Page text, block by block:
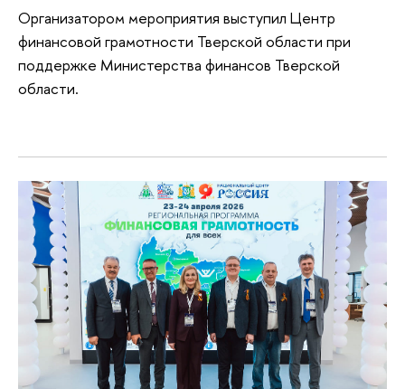
Организатором мероприятия выступил Центр
финансовой грамотности Тверской области при
поддержке Министерства финансов Тверской
области.